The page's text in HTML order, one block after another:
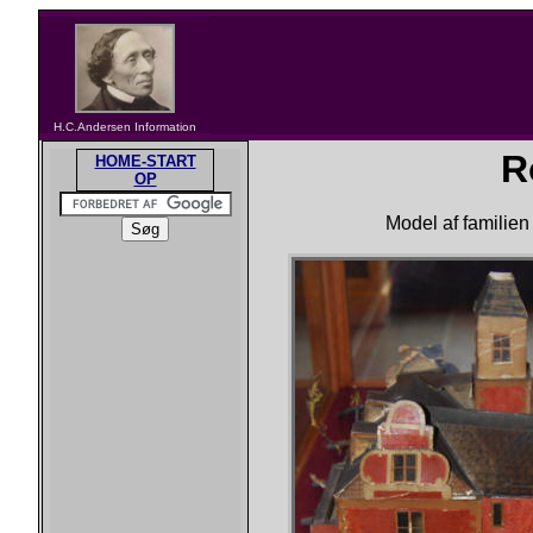
H.C.Andersen Information
HOME-START
OP
Model af